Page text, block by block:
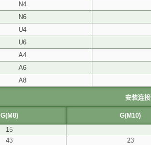
N4
N6
U4
U6
A4
A6
A8
安装连接
G(M8) G(M10)
15
43 23